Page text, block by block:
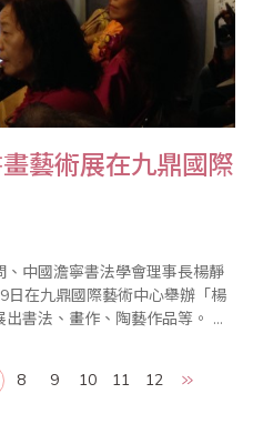
藝術展在九鼎國際
中國澹寧書法學會理事長楊靜
在九鼎國際藝術中心舉辦「楊
法、畫作、陶藝作品等。 楊
，文武全才，多才多藝，令人
8 9 10 11 12